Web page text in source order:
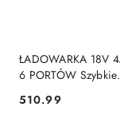
ŁADOWARKA 18V
6 PORTÓW Szybkie
RC18640 RYOBI
Cena:
510.99